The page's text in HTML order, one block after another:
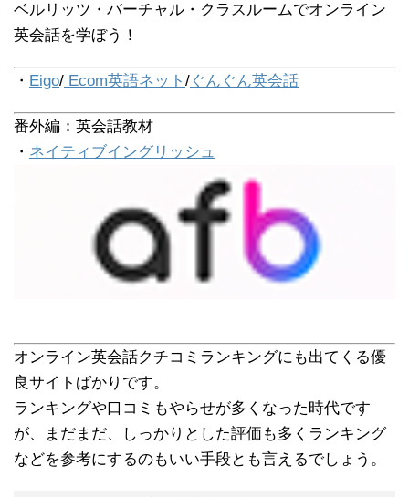
ベルリッツ・バーチャル・クラスルームでオンライン
英会話を学ぼう！
・ Eigo/ Ecom英語ネット / ぐんぐん英会話
番外編：英会話教材
・ ネイティブイングリッシュ
オンライン英会話クチコミランキングにも出てくる優
良サイトばかりです。
ランキングや口コミもやらせが多くなった時代です
が、まだまだ、しっかりとした評価も多くランキング
などを参考にするのもいい手段とも言えるでしょう。